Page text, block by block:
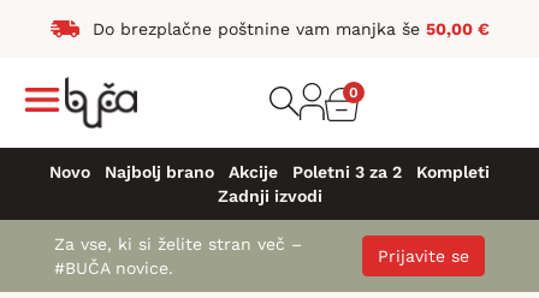
Do brezplačne poštnine vam manjka še 50,00 €
0
Novo Najbolj brano Akcije Poletni 3 za 2
Kompleti
Zadnji izvodi
Za vse, ki si želite stran več –
#BUČA novice.
Prijavite se